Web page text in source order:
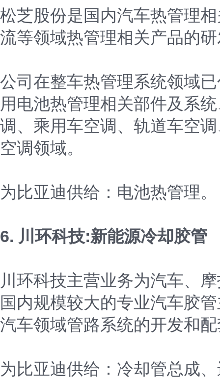
松芝股份是国内汽车热管理
流等领域热管理相关产品的
公司在整车热管理系统领域
用电池热管理相关部件及系
调、乘用车空调、轨道车空
空调领域。
为比亚迪供给：电池热管理。
6. 川环科技:新能源冷却胶管
川环科技主营业务为汽车、
国内规模较大的专业汽车胶
汽车领域管路系统的开发和
为比亚迪供给：冷却管总成